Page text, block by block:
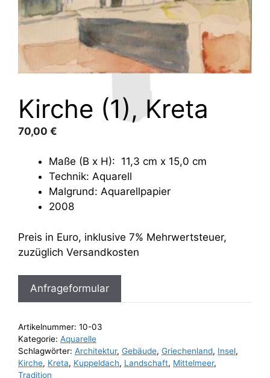
Kirche (1), Kreta
70,00 €
Maße (B x H): 11,3 cm x 15,0 cm
Technik: Aquarell
Malgrund: Aquarellpapier
2008
Preis in Euro, inklusive 7% Mehrwertsteuer,
zuzüglich Versandkosten
Anfrageformular
Artikelnummer: 10-03
Kategorie: Aquarelle
Schlagwörter: Architektur, Gebäude, Griechenland, Insel,
Kirche, Kreta, Kuppeldach, Landschaft, Mittelmeer,
Tradition